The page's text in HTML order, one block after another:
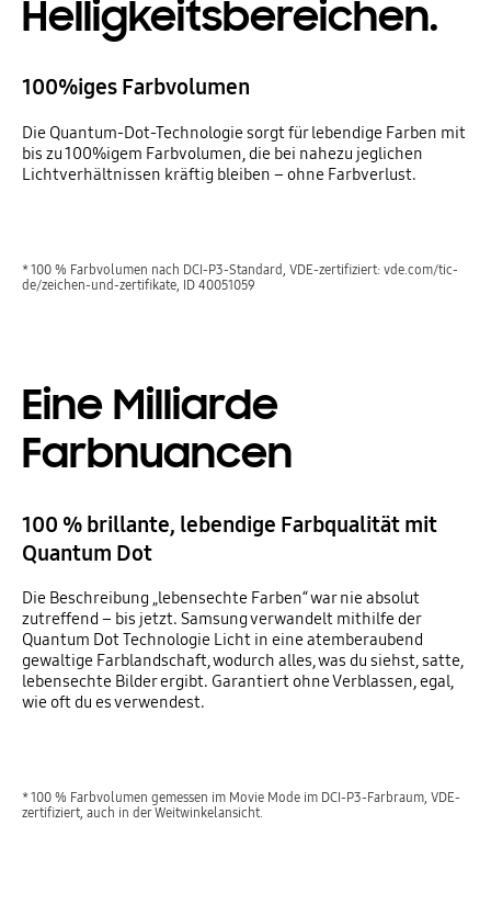
Helligkeitsbereichen.
100%iges Farbvolumen
Die Quantum-Dot-Technologie sorgt für lebendige Farben mit
bis zu 100%igem Farbvolumen, die bei nahezu jeglichen
Lichtverhältnissen kräftig bleiben – ohne Farbverlust.
* 100 % Farbvolumen nach DCI-P3-Standard, VDE-zertifiziert: vde.com/tic-
de/zeichen-und-zertifikate, ID 40051059
Eine Milliarde
Farbnuancen
100 % brillante, lebendige Farbqualität mit
Quantum Dot
Die Beschreibung „lebensechte Farben“ war nie absolut
zutreffend – bis jetzt. Samsung verwandelt mithilfe der
Quantum Dot Technologie Licht in eine atemberaubend
gewaltige Farblandschaft, wodurch alles, was du siehst, satte,
lebensechte Bilder ergibt. Garantiert ohne Verblassen, egal,
wie oft du es verwendest.
* 100 % Farbvolumen gemessen im Movie Mode im DCI-P3-Farbraum, VDE-
zertifiziert, auch in der Weitwinkelansicht.